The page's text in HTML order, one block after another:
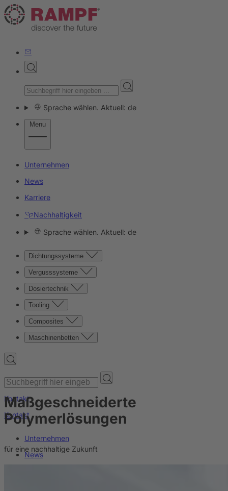
Sprache wählen. Aktuell: de
Menu
Unternehmen
News
Karriere
Nachhaltigkeit
Sprache wählen. Aktuell: de
Dichtungssysteme
Vergusssysteme
Dosiertechnik
Tooling
Composites
Maschinenbetten
Kontakt
Kontakt
Unternehmen
News
Maßgeschneiderte
Polymerlösungen
für eine nachhaltige Zukunft